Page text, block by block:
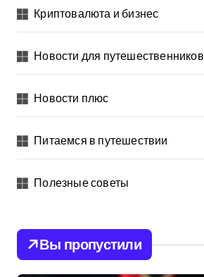
Криптовалюта и бизнес
Новости для путешественников
Новости плюс
Питаемся в путешествии
Полезные советы
Вы пропустили